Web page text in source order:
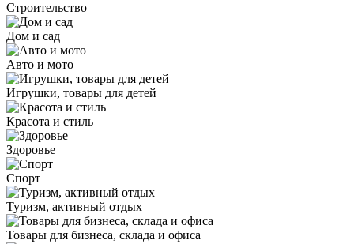
Строительство
Дом и сад
Авто и мото
Игрушки, товары для детей
Красота и стиль
Здоровье
Спорт
Туризм, активный отдых
Товары для бизнеса, склада и офиса